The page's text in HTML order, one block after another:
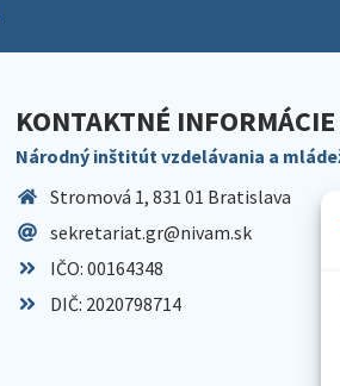
KONTAKTNÉ INFORMÁCIE
Národný inštitút vzdelávania a
Stromová 1, 831 01 Bratislava
sekretariat.gr@nivam.sk
IČO: 00164348
DIČ: 2020798714